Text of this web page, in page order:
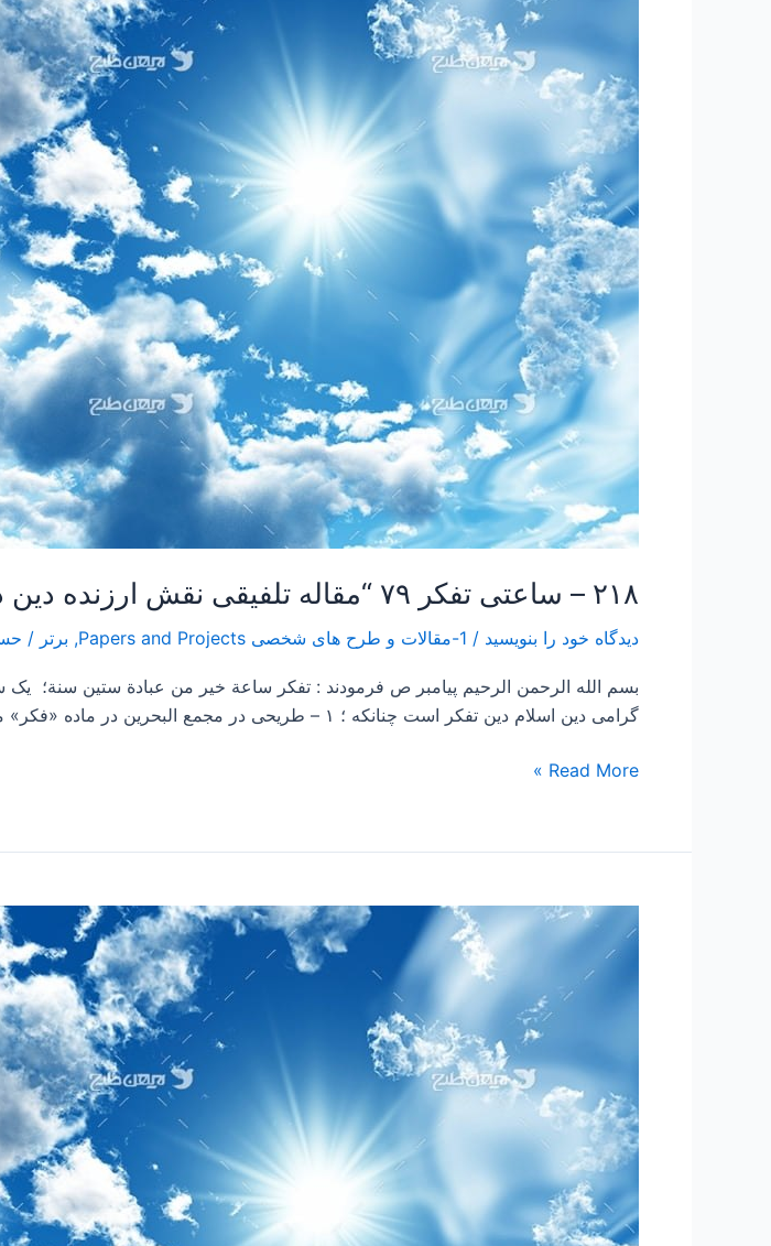
۲۱۸ – ساعتی تفکر ۷۹ “مقاله تلفیقی نقش ارزنده دین در زندگی فردی و اجتماعی”
دیدگاه‌ خود را بنویسید / 1-مقالات و طرح های شخصی Papers and Projects , برتر /
بسم الله الرحمن الرحیم پیامبر ص فرمودند : تفكر ساعة خير من عبادة ستين
گرامی دین اسلام دین تفکر است چنانکه ؛ ۱ – طريحى در مجمع البحرين در ماده «فكر» مى‌نويسد در حديث است: «تفكر ساعة خير من
تلفیقی
نقش
ارزنده
دین
زندگی
فردی
و
اجتماعی”
Read More »
۱۷۸
-ساعتی
فلسفه
تسبیح
حضرت
زهرا
سلام
الله